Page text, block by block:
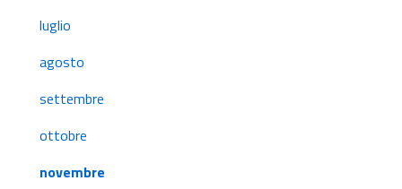
luglio
agosto
settembre
ottobre
novembre